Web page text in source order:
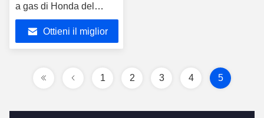
a gas di Honda del
volume per la
costruzione di potere
Ottieni il miglior
1 2 3 4 5